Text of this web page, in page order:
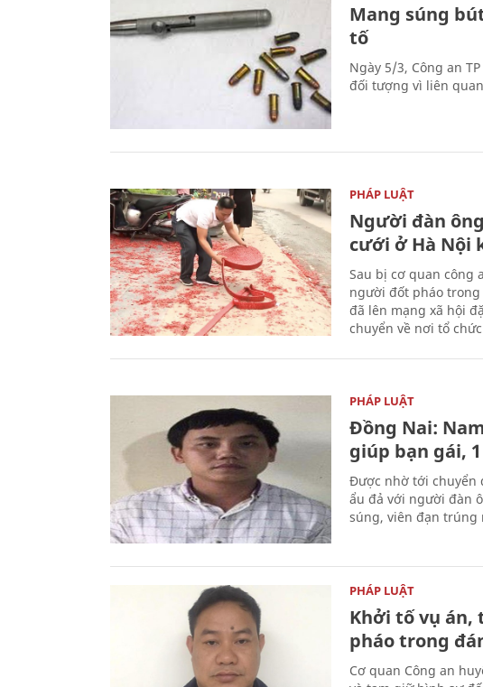
Mang súng
tố
Ngày 5/3, Công an
đối tượng vì liên
PHÁP LUẬT
Người đàn
cưới ở Hà Nội
Sau bị cơ quan công
người đốt pháo trong
đã lên mạng xã hội
chuyển về nơi tổ
PHÁP LUẬT
Đồng Nai:
giúp bạn gái,
Được nhờ tới chuyển
ẩu đả với người đàn
súng, viên đạn trúng
PHÁP LUẬT
Khởi tố vụ
pháo trong
Cơ quan Công an